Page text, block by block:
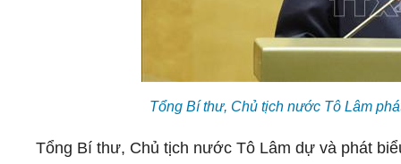
Tổng Bí thư, Chủ tịch nước Tô Lâm
Tổng Bí thư, Chủ tịch nước Tô Lâm dự và phát